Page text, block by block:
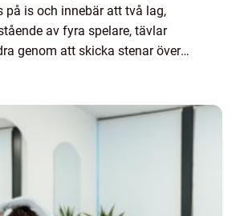
på is och innebär att två lag,
av fyra spelare, tävlar
genom att skicka stenar över